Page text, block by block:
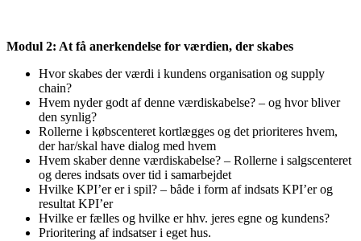
Modul 2: At få anerkendelse for værdien, der skabes
Hvor skabes der værdi i kundens organisation og supply
chain?
Hvem nyder godt af denne værdiskabelse? – og hvor bliver
den synlig?
Rollerne i købscenteret kortlægges og det prioriteres hvem,
der har/skal have dialog med hvem
Hvem skaber denne værdiskabelse? – Rollerne i salgscenteret
og deres indsats over tid i samarbejdet
Hvilke KPI’er er i spil? – både i form af indsats KPI’er og
resultat KPI’er
Hvilke er fælles og hvilke er hhv. jeres egne og kundens?
Prioritering af indsatser i eget hus.